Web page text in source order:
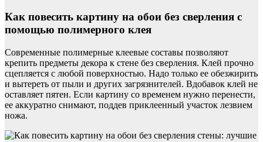
Как повесить картину на обои без сверления с
помощью полимерного клея
Современные полимерные клеевые составы позволяют
крепить предметы декора к стене без сверления. Клей прочно
сцепляется с любой поверхностью. Надо только ее обезжирить
и вытереть от пыли и других загрязнителей. Вдобавок клей не
оставляет пятен. Если картину со временем нужно перенести,
ее аккуратно снимают, поддев приклеенный участок лезвием
ножа.